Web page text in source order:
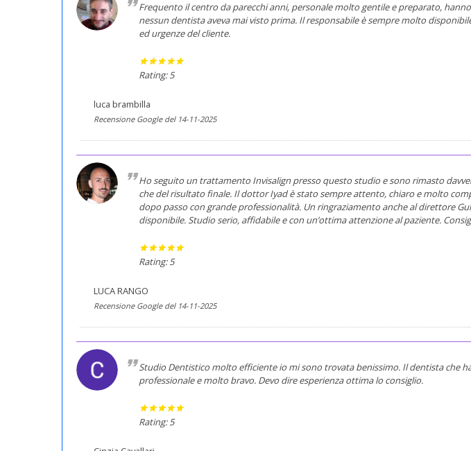
Frequento il centro da parecchi anni, personale molto gentile e preparato,
nessun dentista aveva mai visto prima. Il responsabile è sempre molto
ed urgenze del cliente.
Rating: 5
luca brambilla
Recensione Google del 14-11-2025
Ho seguito un trattamento Invisalign presso questo studio e sono rimasto
che del risultato finale. Il dottor Iyad è stato sempre attento, chiaro e molto
dopo passo con grande professionalità. Un ringraziamento anche al direttore
disponibile. Studio serio, affidabile e con un’ottima attenzione al paziente.
Rating: 5
LUCA RANGO
Recensione Google del 14-11-2025
Studio Dentistico molto efficiente io mi sono trovata benissimo. Il dentista che
professionale e molto bravo. Devo dire esperienza ottima lo consiglio.
Rating: 5